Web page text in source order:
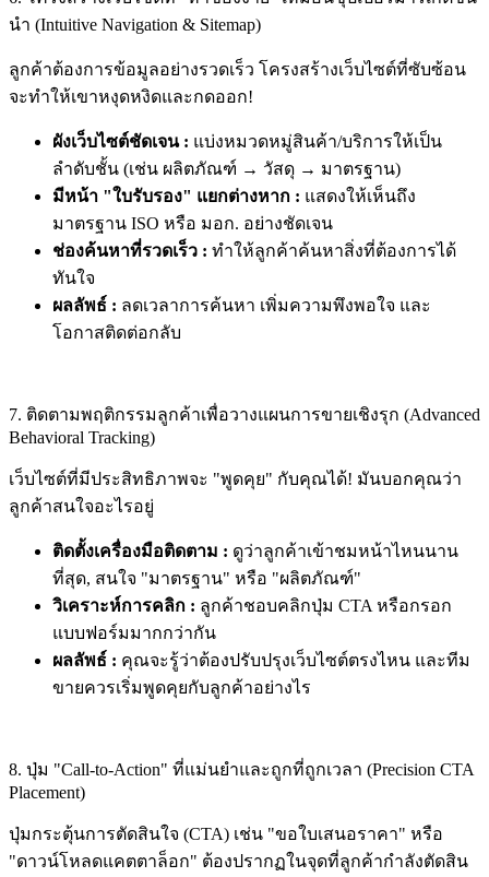
นำ (Intuitive Navigation & Sitemap)
ลูกค้าต้องการข้อมูลอย่างรวดเร็ว โครงสร้างเว็บไซต์ที่ซับซ้อน
จะทำให้เขาหงุดหงิดและกดออก!
ผังเว็บไซต์ชัดเจน : แบ่งหมวดหมู่สินค้า/บริการให้เป็น
ลำดับชั้น (เช่น ผลิตภัณฑ์ → วัสดุ → มาตรฐาน)
มีหน้า "ใบรับรอง" แยกต่างหาก : แสดงให้เห็นถึง
มาตรฐาน ISO หรือ มอก. อย่างชัดเจน
ช่องค้นหาที่รวดเร็ว : ทำให้ลูกค้าค้นหาสิ่งที่ต้องการได้
ทันใจ
ผลลัพธ์ : ลดเวลาการค้นหา เพิ่มความพึงพอใจ และ
โอกาสติดต่อกลับ
7. ติดตามพฤติกรรมลูกค้าเพื่อวางแผนการขายเชิงรุก (Advanced
Behavioral Tracking)
เว็บไซต์ที่มีประสิทธิภาพจะ "พูดคุย" กับคุณได้! มันบอกคุณว่า
ลูกค้าสนใจอะไรอยู่
ติดตั้งเครื่องมือติดตาม : ดูว่าลูกค้าเข้าชมหน้าไหนนาน
ที่สุด, สนใจ "มาตรฐาน" หรือ "ผลิตภัณฑ์"
วิเคราะห์การคลิก : ลูกค้าชอบคลิกปุ่ม CTA หรือกรอก
แบบฟอร์มมากกว่ากัน
ผลลัพธ์ : คุณจะรู้ว่าต้องปรับปรุงเว็บไซต์ตรงไหน และทีม
ขายควรเริ่มพูดคุยกับลูกค้าอย่างไร
8. ปุ่ม "Call-to-Action" ที่แม่นยำและถูกที่ถูกเวลา (Precision CTA
Placement)
ปุ่มกระตุ้นการตัดสินใจ (CTA) เช่น "ขอใบเสนอราคา" หรือ
"ดาวน์โหลดแคตตาล็อก" ต้องปรากฏในจุดที่ลูกค้ากำลังตัดสิน